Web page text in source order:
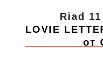
Riad
LOVIE
от